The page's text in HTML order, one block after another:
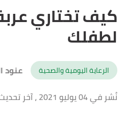
كيف تختاري
لطفلك
الرعاية اليومية والصحية
عنود
نُشر في 04 يوليو 2021
، آخر تحديث 18 يناير